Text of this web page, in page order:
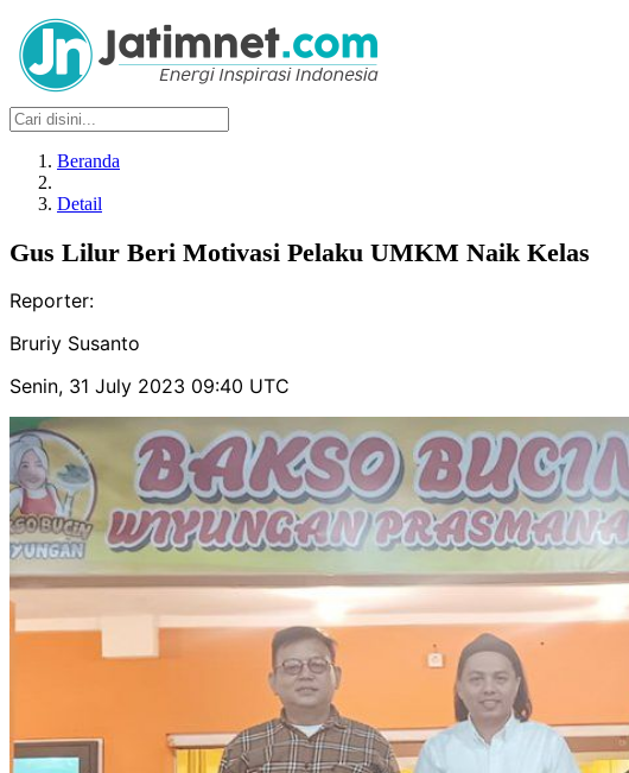
Beranda
Detail
Gus Lilur Beri Motivasi Pelaku UMKM Naik Kelas
Reporter:
Bruriy Susanto
Senin, 31 July 2023 09:40 UTC